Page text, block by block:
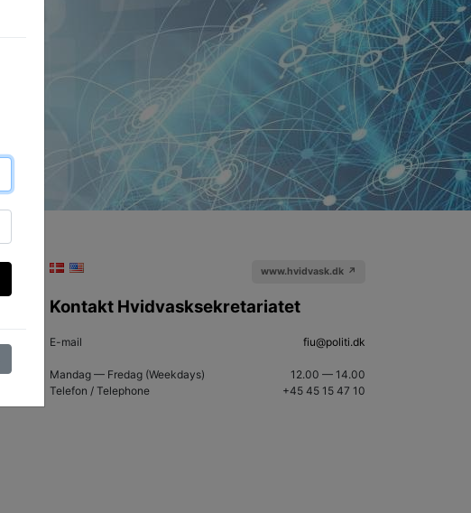
www.hvidvask.dk ↗
Kontakt Hvidvasksekretariatet
E-mail fiu@politi.dk
Mandag — Fredag (Weekdays)
12.00 — 14.00
Telefon / Telephone
+45 45 15 47 10